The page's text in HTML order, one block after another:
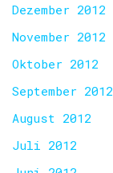
Dezember 2012
November 2012
Oktober 2012
September 2012
August 2012
Juli 2012